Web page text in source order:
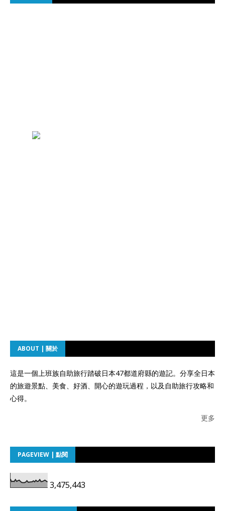
ABOUT | 關於
這是一個上班族自助旅行踏破日本47都道府縣的遊記。分享全日本
的旅遊景點、美食、好酒、開心的遊玩過程，以及自助旅行攻略和
心得。
更多
PAGEVIEW | 點閱
3,475,443